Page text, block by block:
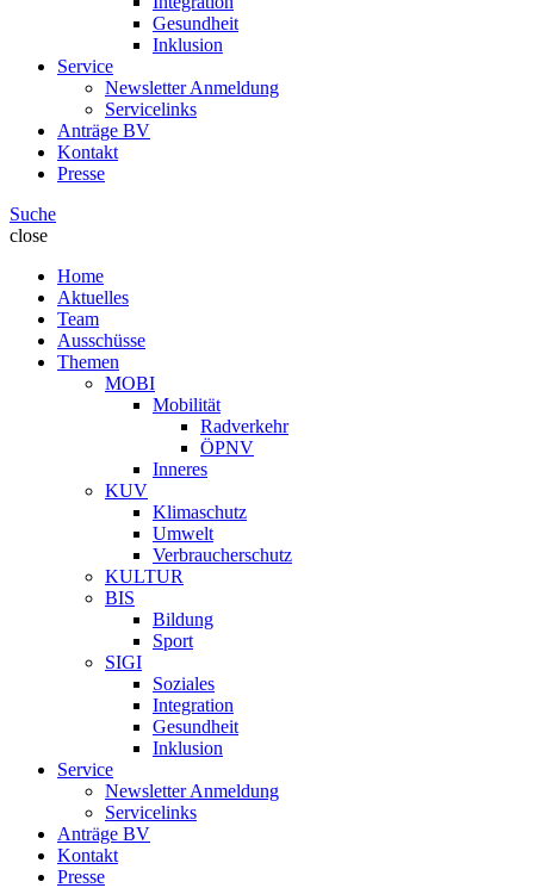
Gesundheit
Inklusion
Service
Newsletter Anmeldung
Servicelinks
Anträge BV
Kontakt
Presse
Suche
close
Home
Aktuelles
Team
Ausschüsse
Themen
MOBI
Mobilität
Radverkehr
ÖPNV
Inneres
KUV
Klimaschutz
Umwelt
Verbraucherschutz
KULTUR
BIS
Bildung
Sport
SIGI
Soziales
Integration
Gesundheit
Inklusion
Service
Newsletter Anmeldung
Servicelinks
Anträge BV
Kontakt
Presse